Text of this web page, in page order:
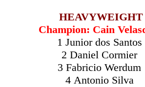
HEAVYWEIGHT
Champion: Cain
1 Junior dos Santos
2 Daniel Cormier
3 Fabricio Werdum
4 Antonio Silva